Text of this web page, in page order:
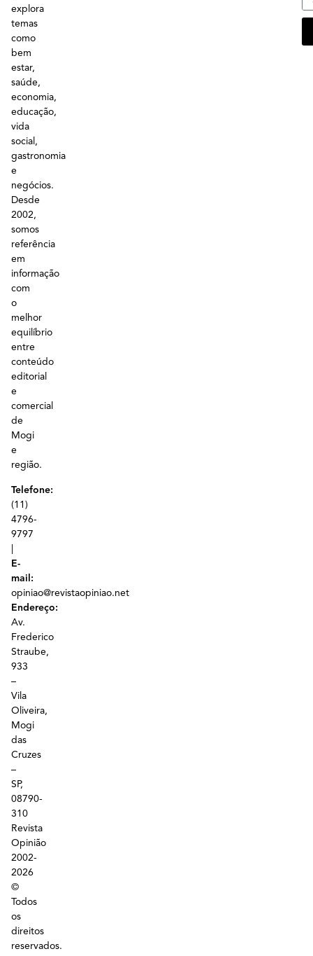
explora
temas
como
bem
estar,
saúde,
economia,
educação,
vida
social,
gastronomia
e
negócios.
Desde
2002,
somos
referência
em
informação
com
o
melhor
equilíbrio
entre
conteúdo
editorial
e
comercial
de
Mogi
e
região.
Telefone:
(11)
4796-
9797
E-
mail:
opiniao@revistaopiniao.net
Endereço:
Av.
Frederico
Straube,
933
–
Vila
Oliveira,
Mogi
das
Cruzes
–
SP,
08790-
310
Revista
Opinião
2002-
2026
©
Todos
os
direitos
reservados.